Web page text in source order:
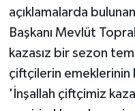
açıklamalarda
Başkanı Mevlüt
kazasız bir sezon
çiftçilerin emeklerinin
'İnşallah çiftçimiz